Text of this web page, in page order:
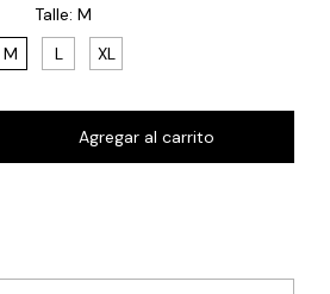
Talle: M
M
L XL